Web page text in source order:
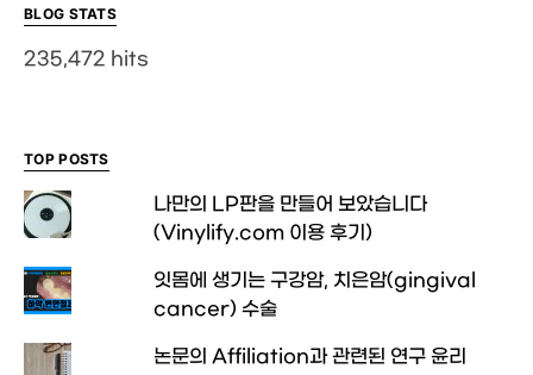
BLOG STATS
235,472 hits
TOP POSTS
나만의 LP판을 만들어 보았습니다
(Vinylify.com 이용 후기)
잇몸에 생기는 구강암, 치은암(gingival
cancer) 수술
논문의 Affiliation과 관련된 연구 윤리